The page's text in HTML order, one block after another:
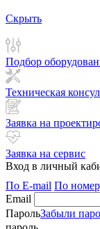
Скрыть
Подбор
Техническая
Заявка на
Заявка на сервис
Вход в личный
По E-mail По
Email
ПарольЗабыли